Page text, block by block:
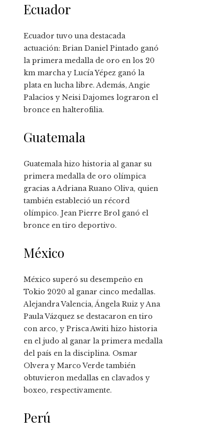
Ecuador
Ecuador tuvo una destacada
actuación: Brian Daniel Pintado ganó
la primera medalla de oro en los 20
km marcha y Lucía Yépez ganó la
plata en lucha libre. Además, Angie
Palacios y Neisi Dajomes lograron el
bronce en halterofilia.
Guatemala
Guatemala hizo historia al ganar su
primera medalla de oro olímpica
gracias a Adriana Ruano Oliva, quien
también estableció un récord
olímpico. Jean Pierre Brol ganó el
bronce en tiro deportivo.
México
México superó su desempeño en
Tokio 2020 al ganar cinco medallas.
Alejandra Valencia, Ángela Ruiz y Ana
Paula Vázquez se destacaron en tiro
con arco, y Prisca Awiti hizo historia
en el judo al ganar la primera medalla
del país en la disciplina. Osmar
Olvera y Marco Verde también
obtuvieron medallas en clavados y
boxeo, respectivamente.
Perú